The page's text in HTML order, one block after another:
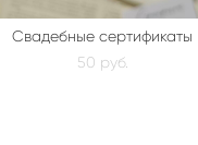
Свадебные сертификаты
50 pуб.